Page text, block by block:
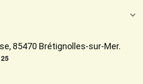
85470 Brétignolles-sur-Mer.